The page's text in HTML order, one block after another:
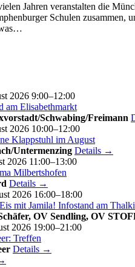
Jahren veranstalten die
Schulen zusammen,
2026 9:00–12:00
am Elisabethmarkt
Schwabing/Freimann
2026 10:00–12:00
Klappstuhl im August
Untermenzing Details →
2026 11:00–13:00
Milbertshofen
Details →
2026 16:00–18:00
mit Jamila! Infostand am
OV Sendling, OV
2026 19:00–21:00
Treffen
Details →